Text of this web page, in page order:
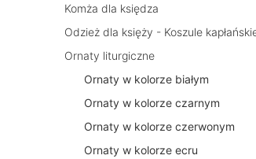
Komża dla księdza
Odzież dla księży - Koszule
Ornaty liturgiczne
Ornaty w kolorze białym
Ornaty w kolorze czarnym
Ornaty w kolorze czerwonym
Ornaty w kolorze ecru